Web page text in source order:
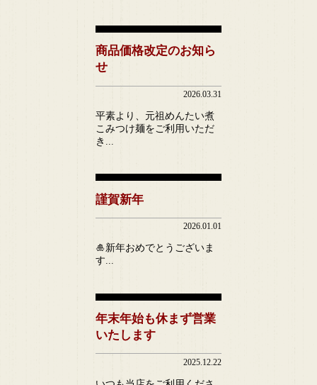
商品価格改定のお知ら
せ
2026.03.31
平素より、元祖めんたい煮
こみつけ麺をご利用いただ
き...
謹賀新年
2026.01.01
🎍新年おめでとうございま
す...
年末年始も休まず営業
いたします
2025.12.22